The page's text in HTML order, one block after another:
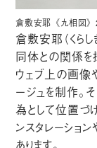
倉敷安耶《九相図
倉敷安耶（くら
同体との関係を
ウェブ上の画像
ージュを制作。
為として位置づ
ンスタレーショ
あります。